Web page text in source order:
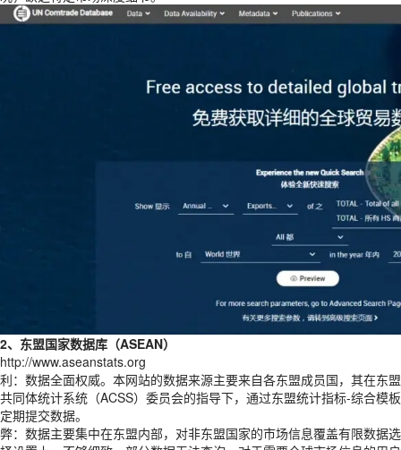
2、东盟国家数据库（ASEAN）
http://www.aseanstats.org
利：数据全面权威。本网站的数据来源主要来自各东盟成员国，其在东盟
共同体统计系统（ACSS）委员会的指导下，通过东盟统计指标-综合模板
定期提交数据。
弊：数据主要集中在东盟内部，对非东盟国家的市场信息覆盖有限数据选